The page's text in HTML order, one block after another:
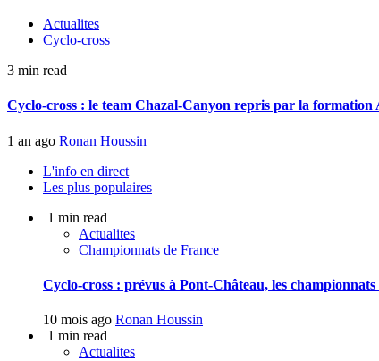
Actualites
Cyclo-cross
3 min read
Cyclo-cross : le team Chazal-Canyon repris par la formation
1 an ago Ronan Houssin
L'info en direct
Les plus populaires
1 min read
Actualites
Championnats de France
Cyclo-cross : prévus à Pont-Château, les
10 mois ago Ronan Houssin
1 min read
Actualites